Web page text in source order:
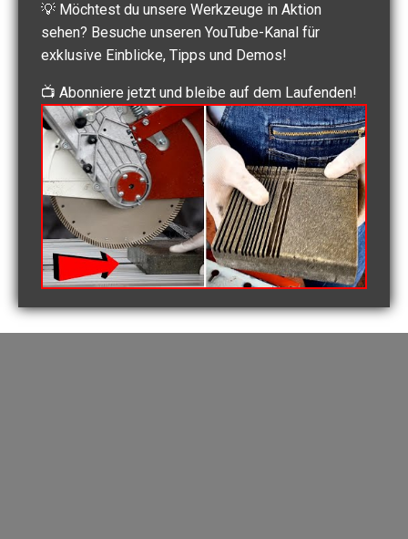
Dosensenker
Fliesenbohrer M14
Diamantschleiftöpfe
Fliesenbearbeitung
Steinsägen
Aktionen
Hilfreiche Beiträge
Diamantwerkzeug FAQ
Betonrechner
Verschnittrechner
Kubikmeter berechnen
💡 Möchtest du unsere Werkzeuge in Aktion
sehen? Besuche unseren YouTube-Kanal für
exklusive Einblicke, Tipps und Demos!
📺 Abonniere jetzt und bleibe auf dem Laufenden!